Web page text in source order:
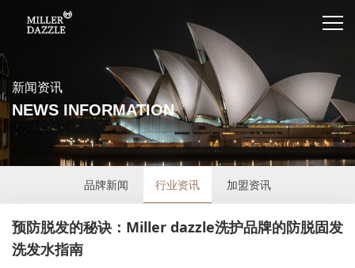
新闻资讯
NEWS INFORMATION
品牌新闻 行业资讯 加盟资讯
预防脱发的秘诀：Miller dazzle洗护品牌的防脱固发
洗发水指南